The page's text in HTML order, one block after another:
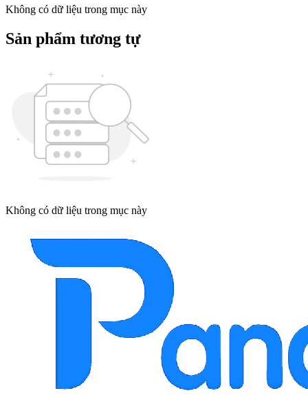
Không có dữ liệu trong mục này
Sản phẩm tương tự
Không có dữ liệu trong mục này